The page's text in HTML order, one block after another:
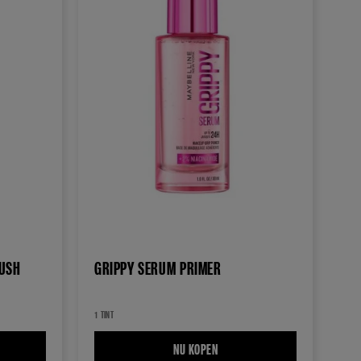
GRIPPY SERUM PRIMER
1 TINT
NU KOPEN